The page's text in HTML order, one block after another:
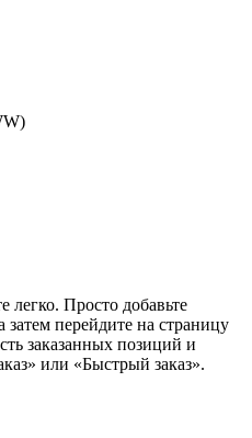
легко. Просто добавьте
перейдите на страницу
заказанных позиций и
или «Быстрый заказ».